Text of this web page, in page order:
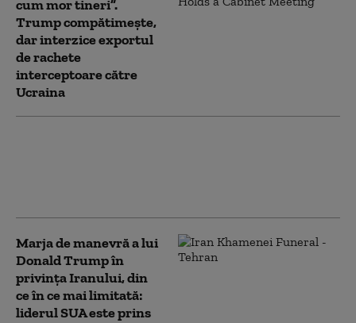
cum mor tineri”.
Trump compătimește,
dar interzice exportul
de rachete
interceptoare către
Ucraina
Marja de manevră a lui
Donald Trump în
privința Iranului, din
ce în ce mai limitată:
liderul SUA este prins